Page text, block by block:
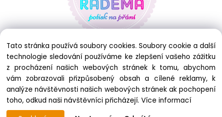
Tato stránka používá soubory cookies. Soubory cookie a další
technologie sledování používáme ke zlepšení vašeho zážitku
z procházení našich webových stránek k tomu, abychom
vám zobrazovali přizpůsobený obsah a cílené reklamy, k
analýze návštěvnosti našich webových stránek ak pochopení
toho, odkud naši návštěvníci přicházejí. Více informací